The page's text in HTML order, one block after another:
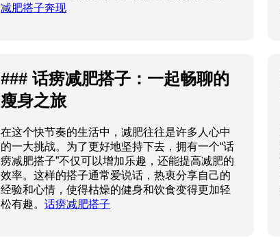
减肥搭子奔现
### 话痨减肥搭子：一起畅聊的
瘦身之旅
在这个快节奏的生活中，减肥往往是许多人心中
的一大挑战。为了更好地坚持下去，拥有一个“话
痨减肥搭子”不仅可以增加乐趣，还能提高减肥的
效率。这样的搭子通常爱说话，热衷分享自己的
经验和心情，使得枯燥的健身和饮食变得更加轻
松有趣。话痨减肥搭子